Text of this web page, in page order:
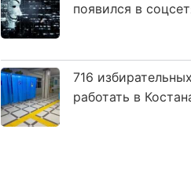
появился в
716
работать в